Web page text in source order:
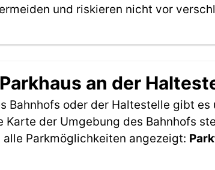
und riskieren nicht vor
an der
Bahnhofs oder der Haltestelle gibt
Karte der Umgebung des Bahnhofs
alle Parkmöglichkeiten angezeigt: